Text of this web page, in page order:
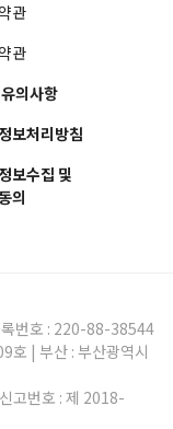
관
관
의사항
보처리방침
보수집 및
의
번호 : 220-88-38544
호 | 부산 : 부산광역시
고번호 : 제 2018-